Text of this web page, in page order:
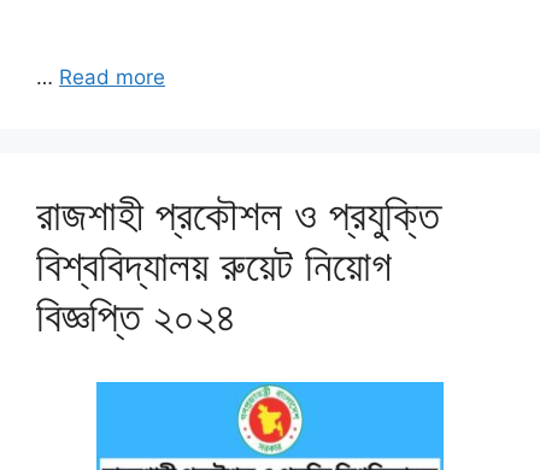
… Read more
রাজশাহী প্রকৌশল ও প্রযুক্তি
বিশ্ববিদ্যালয় রুয়েট নিয়োগ
বিজ্ঞপ্তি ২০২৪